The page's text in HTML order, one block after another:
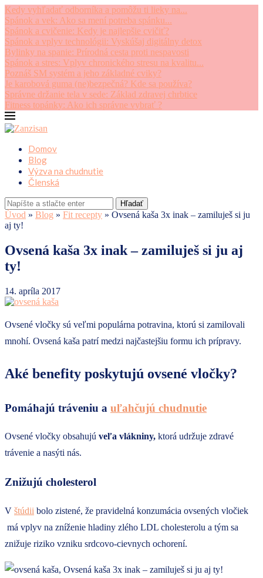
Kedy vyhľadať odborníka a pomôžu ti lieky na...
Spánok a vek: Ako sa mení potreba spánku...
Spánok a cvičenie: Kedy je najlepšie cvičiť?
Spánok a vplyv technológii: Vyskúšaj digitálny detox
Bylinky na spanie: Prírodná cesta proti nespavosti
Spánok a stres: Vplyv chronického stresu na kvalitu...
Poznáš SM systém a jeho základné cviky?
Je karobová guma (ne)bezpečná? Kde sa používa?
Správne držanie tela v sede: Základ zdravej chrbtice
Fitness topánky: Ako ich správne vybrať ?
Domov
Blog
Výzva na chudnutie
Členská
Hľadať
Úvod » Blog » Fit recepty » Ovsená kaša 3x inak – zamiluješ si ju
aj ty!
Ovsená kaša 3x inak – zamiluješ si ju aj
ty!
14. apríla 2017
Ovsené vločky sú veľmi populárna potravina, ktorú si zamilovali
mnohí. Ovsená kaša patrí medzi najčastejšiu formu ich prípravy.
Aké benefity poskytujú ovsené vločky?
Pomáhajú tráveniu a uľahčujú chudnutie
Ovsené vločky obsahujú veľa vlákniny, ktorá udržuje zdravé
trávenie a nasýti nás.
Znižujú cholesterol
V štúdii bolo zistené, že pravidelná konzumácia ovsených vločiek
má vplyv na zníženie hladiny zlého LDL cholesterolu a tým sa
znižuje riziko vzniku srdcovo-cievnych ochorení.